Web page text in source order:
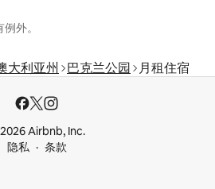
外。
大利亚州 巴克兰公园 月租住宿
Airbnb, Inc.
隐私
条款